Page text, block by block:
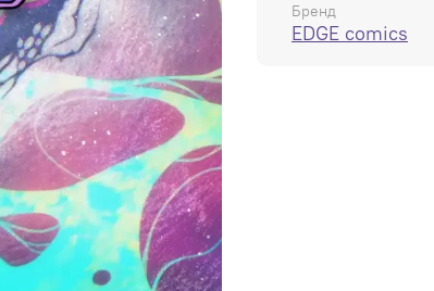
Бренд
EDGE comics